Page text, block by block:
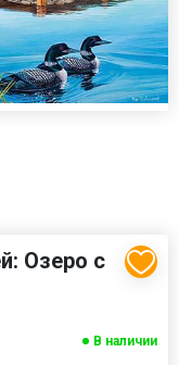
Озеро с
В наличии